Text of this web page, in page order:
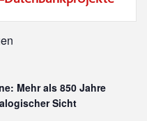
Mehr als 850 Jahre
Sicht